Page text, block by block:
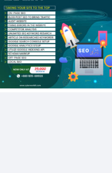
১৭ থেকে ২১ শতাংশ বিদ্যুতের দাম
বাড়ানোর প্রস্তাব পিডিবির
১৬ মে চাঁদপুর ও ২৫ মে ফেনী সফরে
যাবেন প্রধানমন্ত্রী
উচ্চশিক্ষায় গৌরবময় অর্জন: পূর্ণ
স্কলারশিপে যুক্তরাষ্ট্রে পিএইচডি করছেন